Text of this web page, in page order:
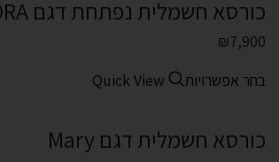
כורסא חשמלית נפתחת דגם PANDORA
₪7,900
בחר אפשרויות
Quick View
כורסא חשמלית דגם Mary